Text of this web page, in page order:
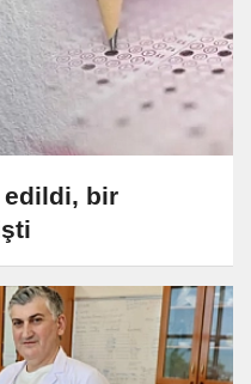
edildi, bir